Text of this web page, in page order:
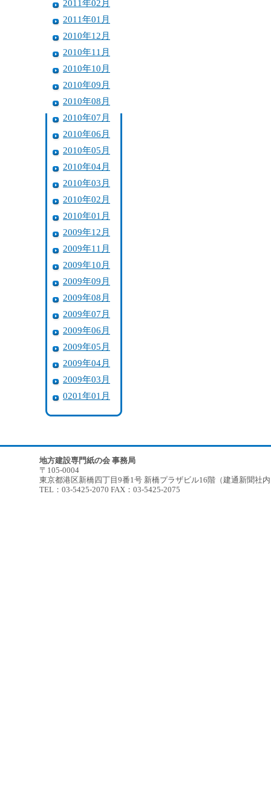
2011年02月
2011年01月
2010年12月
2010年11月
2010年10月
2010年09月
2010年08月
2010年07月
2010年06月
2010年05月
2010年04月
2010年03月
2010年02月
2010年01月
2009年12月
2009年11月
2009年10月
2009年09月
2009年08月
2009年07月
2009年06月
2009年05月
2009年04月
2009年03月
0201年01月
地方建設専門紙の会 事務局
〒105-0004
東京都港区新橋四丁目9番1号 新橋プラザビル16階（建通新聞社
TEL：03-5425-2070 FAX：03-5425-2075